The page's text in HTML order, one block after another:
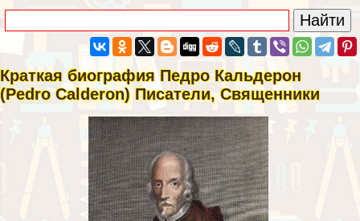
Краткая биография Педро Кальдерон
(Pedro Calderon) Писатели, Священники